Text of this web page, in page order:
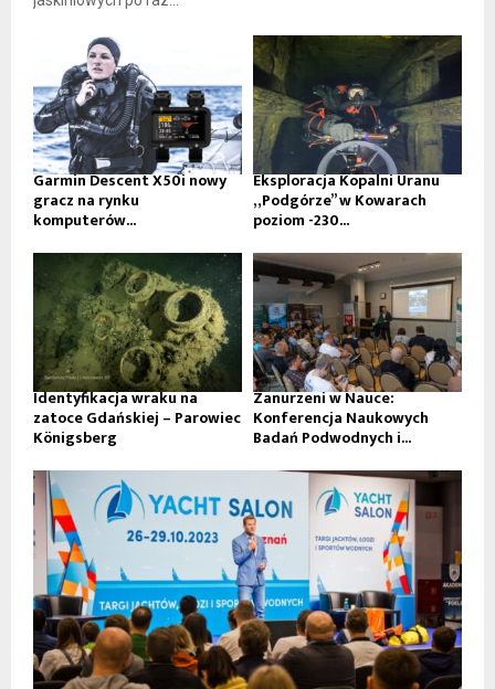
Garmin Descent X50i nowy
gracz na rynku
komputerów...
Eksploracja Kopalni Uranu
„Podgórze” w Kowarach
poziom -230...
Identyfikacja wraku na
zatoce Gdańskiej – Parowiec
Königsberg
Zanurzeni w Nauce:
Konferencja Naukowych
Badań Podwodnych i...